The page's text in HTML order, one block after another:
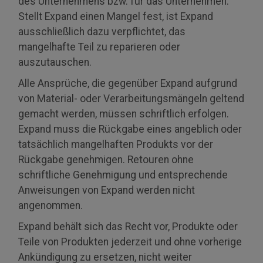
Stellt Expand einen Mangel fest, ist Expand
ausschließlich dazu verpflichtet, das
mangelhafte Teil zu reparieren oder
auszutauschen.
Alle Ansprüche, die gegenüber Expand aufgrund
von Material- oder Verarbeitungsmängeln geltend
gemacht werden, müssen schriftlich erfolgen.
Expand muss die Rückgabe eines angeblich oder
tatsächlich mangelhaften Produkts vor der
Rückgabe genehmigen. Retouren ohne
schriftliche Genehmigung und entsprechende
Anweisungen von Expand werden nicht
angenommen.
Expand behält sich das Recht vor, Produkte oder
Teile von Produkten jederzeit und ohne vorherige
Ankündigung zu ersetzen, nicht weiter